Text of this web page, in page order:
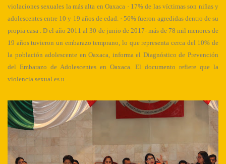
violaciones sexuales la más alta en Oaxaca · 17% de las víctimas son niñas y
adolescentes entre 10 y 19 años de edad. · 56% fueron agredidas dentro de su
propia casa . D el año 2011 al 30 de junio de 2017- más de 78 mil menores de
19 años tuvieron un embarazo temprano, lo que representa cerca del 10% de
la población adolescente en Oaxaca, informa el Diagnóstico de Prevención
del Embarazo de Adolescentes en Oaxaca. El documento refiere que la
violencia sexual es u…